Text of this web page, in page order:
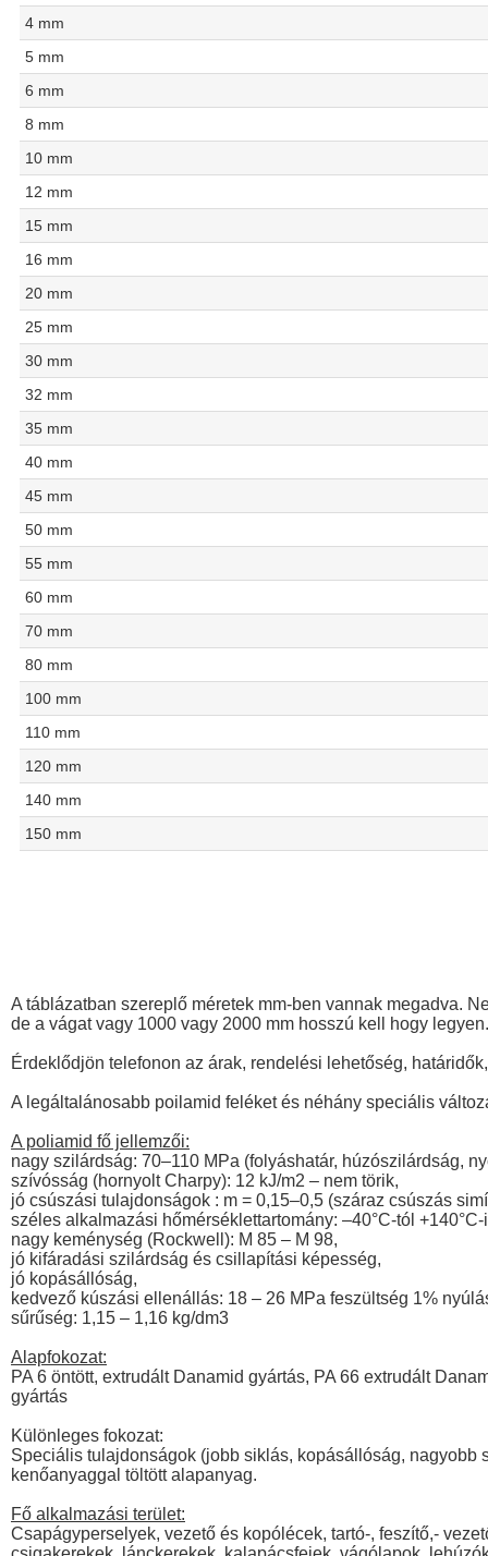
4 mm
5 mm
6 mm
8 mm
10 mm
12 mm
15 mm
16 mm
20 mm
25 mm
30 mm
32 mm
35 mm
40 mm
45 mm
50 mm
55 mm
60 mm
70 mm
80 mm
100 mm
110 mm
120 mm
140 mm
150 mm
A táblázatban szereplő méretek mm-ben vannak megadva.
de a vágat vagy 1000 vagy 2000 mm hosszú kell hogy legyen.
Érdeklődjön telefonon az árak, rendelési lehetőség,
A legáltalánosabb poilamid feléket és néhány speciális
A poliamid fő jellemzői:
nagy szilárdság: 70–110 MPa (folyáshatár, húzószilárdság,
szívósság (hornyolt Charpy): 12 kJ/m2 – nem törik,
jó csúszási tulajdonságok : m = 0,15–0,5 (száraz csúszás
széles alkalmazási hőmérséklettartomány: –40°C-tól +140°C-
nagy keménység (Rockwell): M 85 – M 98,
jó kifáradási szilárdság és csillapítási képesség,
jó kopásállóság,
kedvező kúszási ellenállás: 18 – 26 MPa feszültség 1%
sűrűség: 1,15 – 1,16 kg/dm3
Alapfokozat:
PA 6 öntött, extrudált Danamid gyártás, PA 66 extrudált
gyártás
Különleges fokozat:
Speciális tulajdonságok (jobb siklás, kopásállóság,
kenőanyaggal töltött alapanyag.
Fő alkalmazási terület:
Csapágyperselyek, vezető és kopólécek, tartó-, feszítő,-